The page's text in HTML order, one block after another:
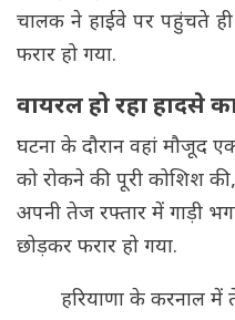
चालक ने हाईवे पर पहुंचते
फरार हो गया.
वायरल हो रहा हादसे
घटना के दौरान वहां मौजूद
को रोकने की पूरी कोशिश
अपनी तेज रफ्तार में गाड़ी
छोड़कर फरार हो गया.
हरियाणा के करनाल